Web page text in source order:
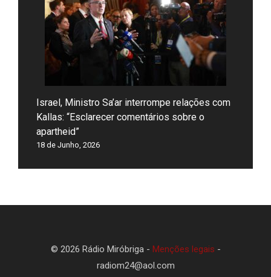
Israel, Ministro Sa’ar interrompe relações com
Kallas: “Esclarecer comentários sobre o
apartheid”
18 de Junho, 2026
© 2026 Rádio Miróbriga - Menções legais -
radiom24@aol.com